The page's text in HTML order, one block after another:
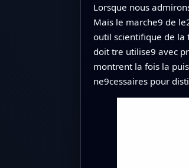
Lorsque nous
Mais le marche9 de
outil scientifique de la
doit tre utilise9 avec
montrent la fois la
ne9cessaires pour